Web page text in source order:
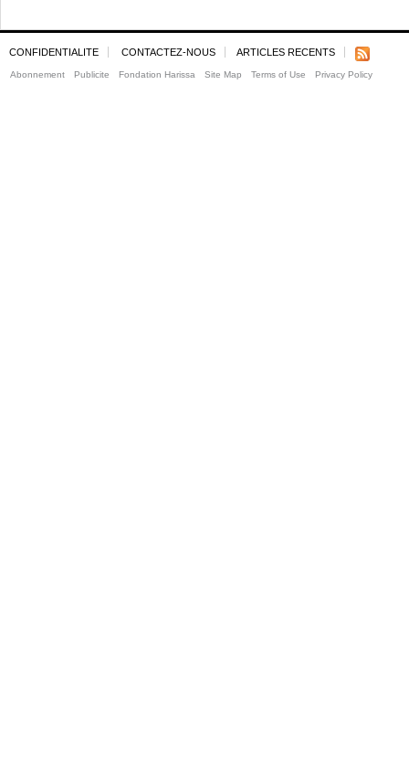
CONFIDENTIALITE CONTACTEZ-NOUS ARTICLES RECENTS
Abonnement Publicite Fondation Harissa Site Map Terms of Use Privacy Policy